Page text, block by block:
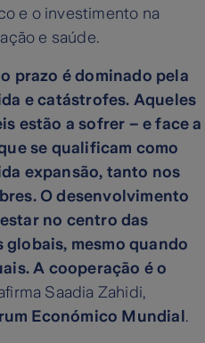
e o investimento na
e saúde.
prazo é dominado pela
e catástrofes. Aqueles
estão a sofrer – e face a
se qualificam como
expansão, tanto nos
O desenvolvimento
no centro das
mesmo quando
A cooperação é o
Saadia Zahidi,
Económico Mundial .